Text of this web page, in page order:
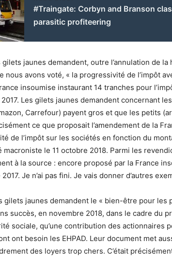
#Traingate: Corbyn and Branson
parasitic profiteering
jaunes demandent, outre l’annulation de la
nous avons voté, « la progressivité de l’impôt
insoumise instaurant 14 tranches pour
Les gilets jaunes demandent concernant
Carrefour) payent gros et que les petits
ce que proposait l’amendement de la
de l’impôt sur les sociétés en fonction du
le 11 octobre 2018. Parmi les
à la source : encore proposé par la France
Je n’ai pas fini. Je vais donner d’autres
gilets jaunes demandent le « bien-être pour les
succès, en novembre 2018, dans le cadre du
sociale, qu’une contribution des actionnaires
ont besoin les EHPAD. Leur document met
des loyers trop chers. C’était